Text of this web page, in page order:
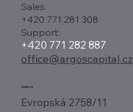
Adresa
Evropská 2758/11
Sales:
+420 771 281 308
Support:
+420 771 282 887
office@argoscapital.cz